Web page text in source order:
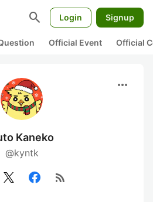
search Login Signup
Official Event Official
more_horiz
Kaneko
@kyntk
rss_feed